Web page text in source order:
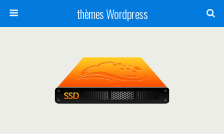
thèmes Wordpress